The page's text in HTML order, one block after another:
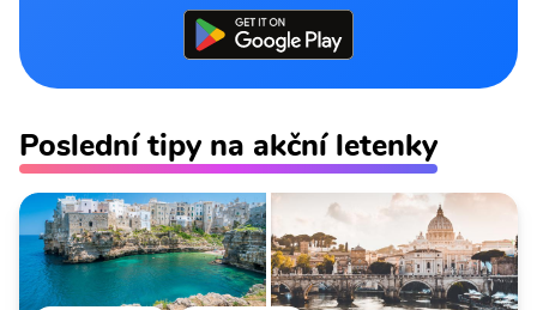
Poslední tipy na akční letenky